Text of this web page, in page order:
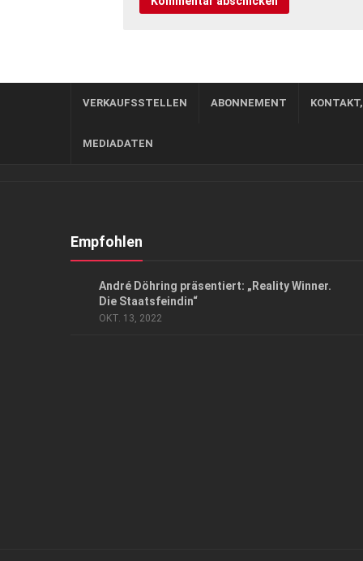
VERKAUFSSTELLEN ABONNEMENT
MEDIADATEN
Empfohlen
André Döhring präsentiert: „Reality Winner.
Die Staatsfeindin“
OKT. 13, 2022